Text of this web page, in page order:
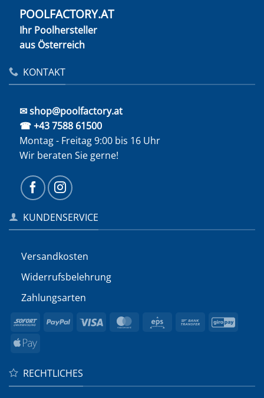
POOLFACTORY.AT
Ihr Poolhersteller
aus Österreich
KONTAKT
✉ shop@poolfactory.at
☎ +43 7588 61500
Montag - Freitag 9:00 bis 16 Uhr
Wir beraten Sie gerne!
KUNDENSERVICE
Versandkosten
Widerrufs­belehrung
Zahlungsarten
Sofort PayPal Visa MasterCard
Eps
Bank
Apple
RECHTLICHES